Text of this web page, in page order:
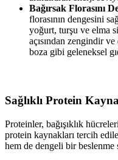
Bağırsak Florasını
florasının dengesini
yoğurt, turşu ve elma
açısından zengindir
boza gibi geleneksel
Sağlıklı Protein
Proteinler, bağışıklık
protein kaynakları tercih
hem de dengeli bir beslenme